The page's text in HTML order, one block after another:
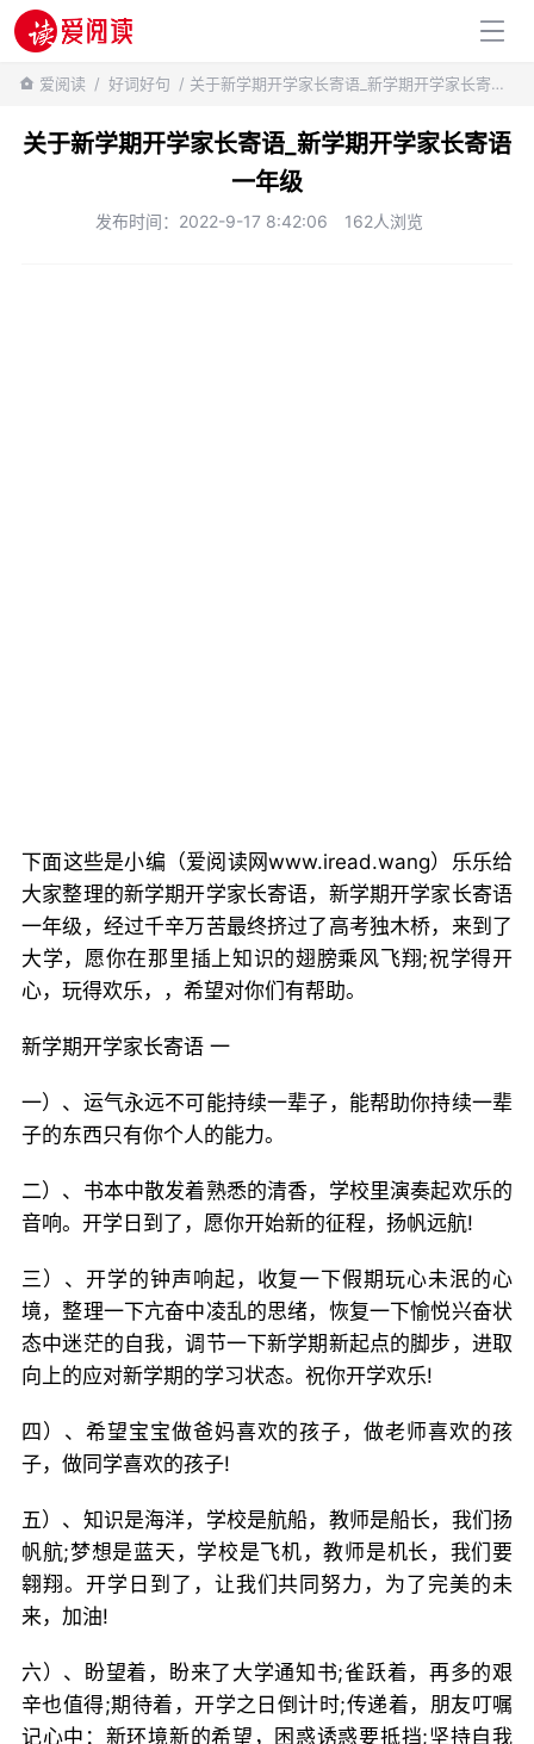
百科知识
爱阅读 / 好词好句 / 关于新学期开学家长寄语_新学期开学家长寄语一年级
关于新学期开学家长寄语_新学期开学家长寄语
一年级
发布时间：2022-9-17 8:42:06 162人浏览
下面这些是小编（爱阅读网www.iread.wang）乐乐给
大家整理的新学期开学家长寄语，新学期开学家长寄语
一年级，经过千辛万苦最终挤过了高考独木桥，来到了
大学，愿你在那里插上知识的翅膀乘风飞翔;祝学得开
心，玩得欢乐，，希望对你们有帮助。
新学期开学家长寄语 一
一）、运气永远不可能持续一辈子，能帮助你持续一辈
子的东西只有你个人的能力。
二）、书本中散发着熟悉的清香，学校里演奏起欢乐的
音响。开学日到了，愿你开始新的征程，扬帆远航!
三）、开学的钟声响起，收复一下假期玩心未泯的心
境，整理一下亢奋中凌乱的思绪，恢复一下愉悦兴奋状
态中迷茫的自我，调节一下新学期新起点的脚步，进取
向上的应对新学期的学习状态。祝你开学欢乐!
四）、希望宝宝做爸妈喜欢的孩子，做老师喜欢的孩
子，做同学喜欢的孩子!
五）、知识是海洋，学校是航船，教师是船长，我们扬
帆航;梦想是蓝天，学校是飞机，教师是机长，我们要
翱翔。开学日到了，让我们共同努力，为了完美的未
来，加油!
六）、盼望着，盼来了大学通知书;雀跃着，再多的艰
辛也值得;期待着，开学之日倒计时;传递着，朋友叮嘱
记心中：新环境新的希望，困惑诱惑要抵挡;坚持自我